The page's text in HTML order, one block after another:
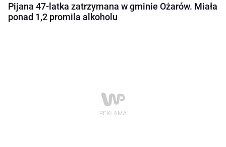
Pijana 47-latka zatrzymana w gminie Ożarów. Miała
ponad 1,2 promila alkoholu